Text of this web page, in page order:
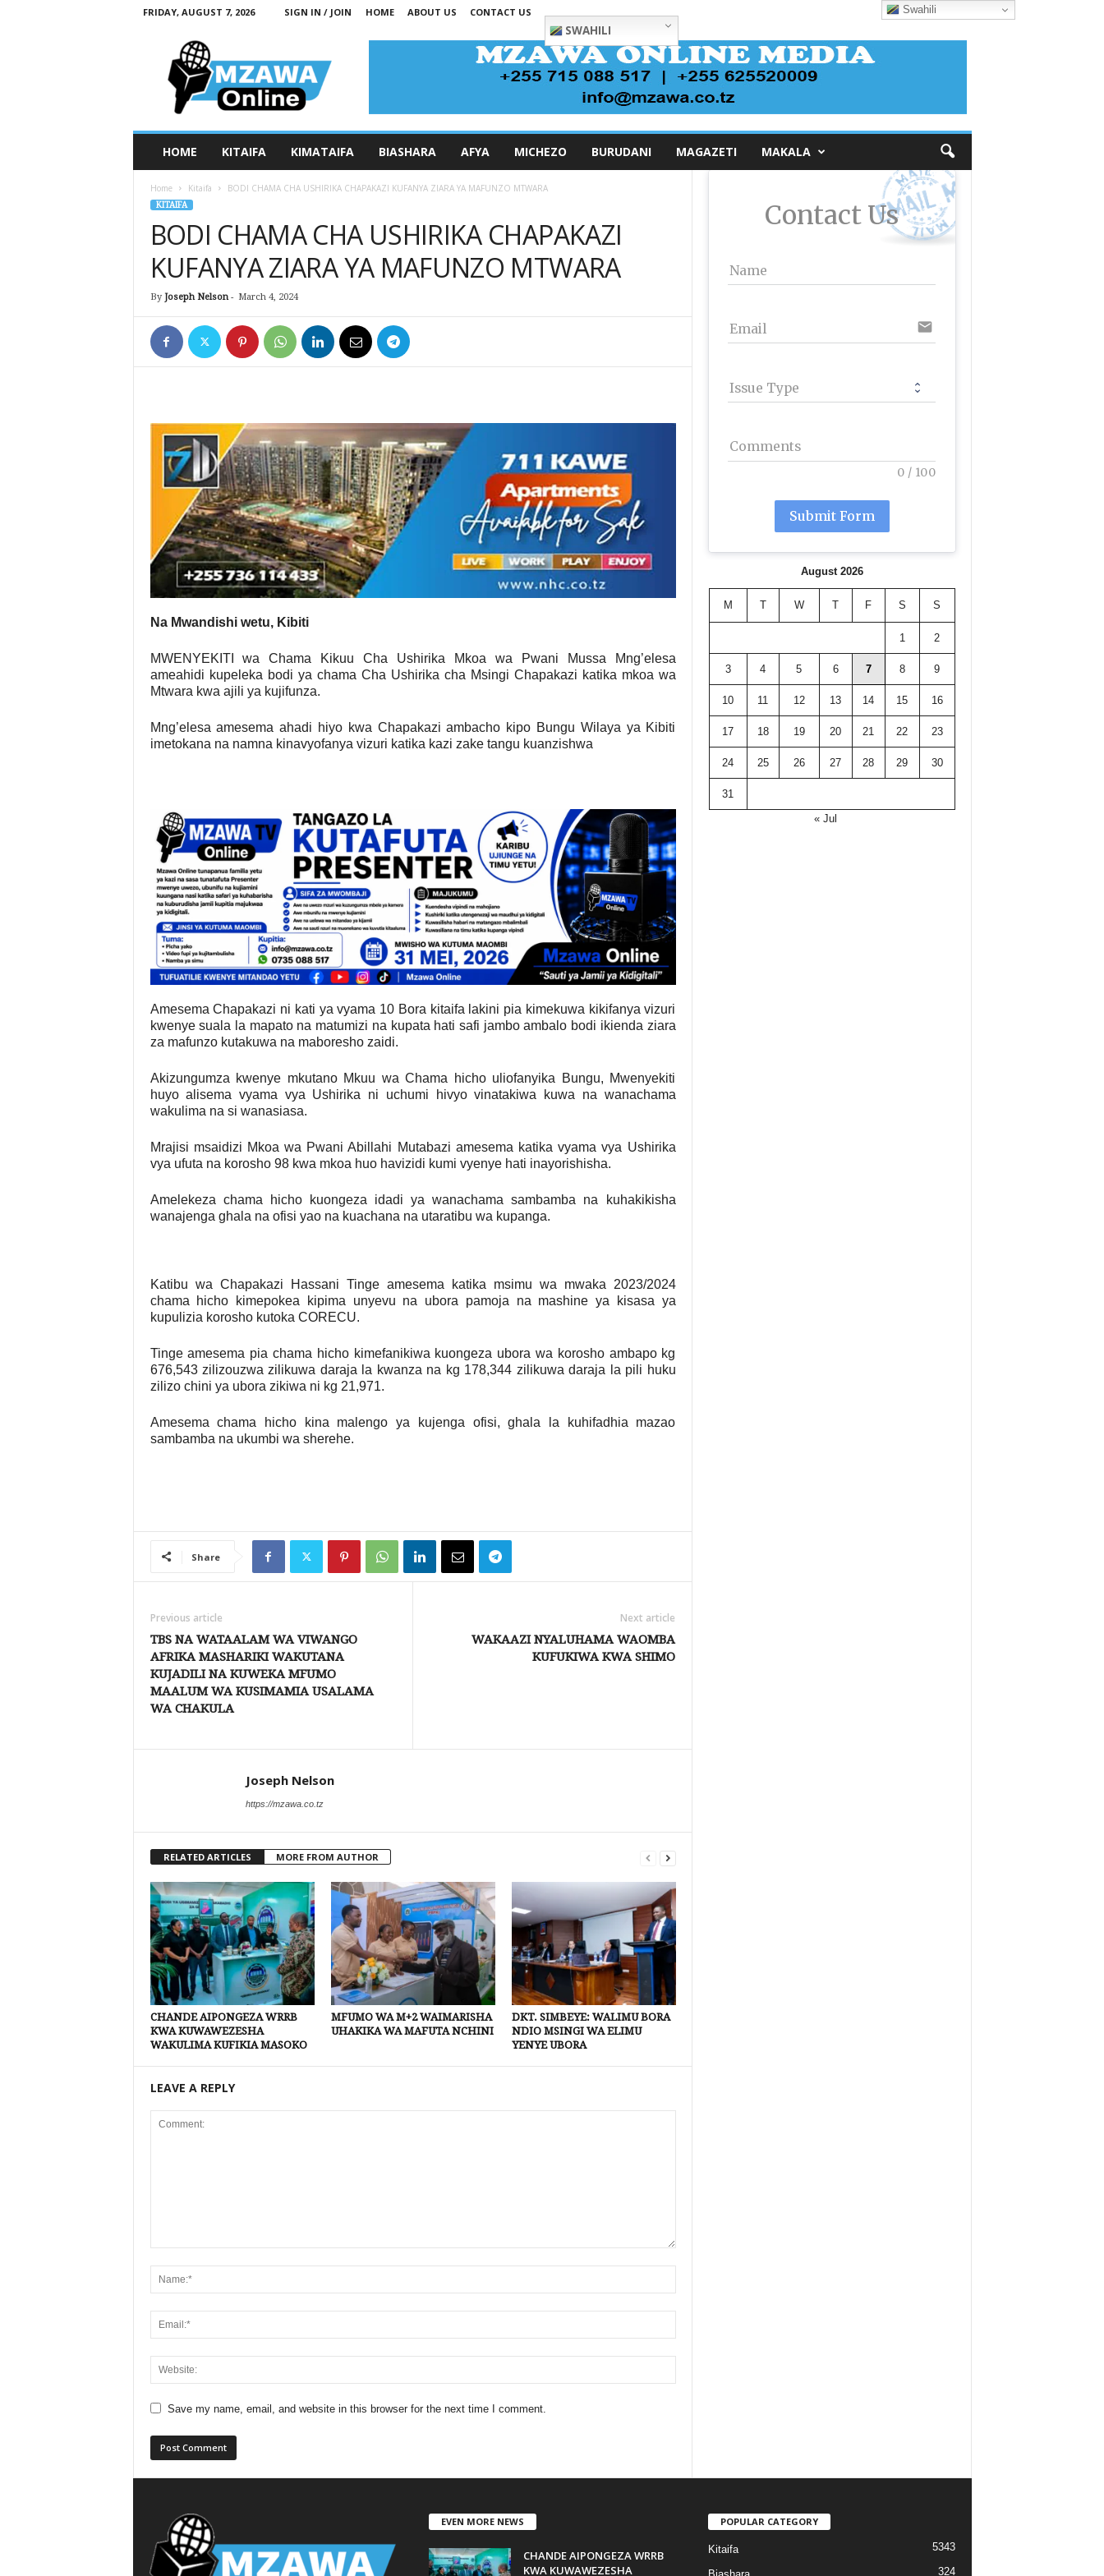
FRIDAY, AUGUST 7, 2026 SIGN IN / JOIN HOME ABOUT US CONTACT US
SWAHILI
HOME KITAIFA KIMATAIFA BIASHARA AFYA MICHEZO BURUDANI MAGAZETI MAKALA
Home Kitaifa BODI CHAMA CHA USHIRIKA CHAPAKAZI KUFANYA ZIARA YA MAFUNZO MTWARA
KITAIFA
BODI CHAMA CHA USHIRIKA CHAPAKAZI
KUFANYA ZIARA YA MAFUNZO MTWARA
By Joseph Nelson- March 4, 2024
Na Mwandishi wetu, Kibiti
MWENYEKITI wa Chama Kikuu Cha Ushirika Mkoa wa Pwani Mussa Mng’elesa
ameahidi kupeleka bodi ya chama Cha Ushirika cha Msingi Chapakazi katika mkoa wa
Mtwara kwa ajili ya kujifunza.
Mng’elesa amesema ahadi hiyo kwa Chapakazi ambacho kipo Bungu Wilaya ya Kibiti
imetokana na namna kinavyofanya vizuri katika kazi zake tangu kuanzishwa
Amesema Chapakazi ni kati ya vyama 10 Bora kitaifa lakini pia kimekuwa kikifanya vizuri
kwenye suala la mapato na matumizi na kupata hati safi jambo ambalo bodi ikienda ziara
za mafunzo kutakuwa na maboresho zaidi.
Akizungumza kwenye mkutano Mkuu wa Chama hicho uliofanyika Bungu, Mwenyekiti
huyo alisema vyama vya Ushirika ni uchumi hivyo vinatakiwa kuwa na wanachama
wakulima na si wanasiasa.
Mrajisi msaidizi Mkoa wa Pwani Abillahi Mutabazi amesema katika vyama vya Ushirika
vya ufuta na korosho 98 kwa mkoa huo havizidi kumi vyenye hati inayorishisha.
Amelekeza chama hicho kuongeza idadi ya wanachama sambamba na kuhakikisha
wanajenga ghala na ofisi yao na kuachana na utaratibu wa kupanga.
Katibu wa Chapakazi Hassani Tinge amesema katika msimu wa mwaka 2023/2024
chama hicho kimepokea kipima unyevu na ubora pamoja na mashine ya kisasa ya
kupulizia korosho kutoka CORECU.
Tinge amesema pia chama hicho kimefanikiwa kuongeza ubora wa korosho ambapo kg
676,543 zilizouzwa zilikuwa daraja la kwanza na kg 178,344 zilikuwa daraja la pili huku
zilizo chini ya ubora zikiwa ni kg 21,971.
Amesema chama hicho kina malengo ya kujenga ofisi, ghala la kuhifadhia mazao
sambamba na ukumbi wa sherehe.
Share
Previous article
TBS NA WATAALAM WA VIWANGO
AFRIKA MASHARIKI WAKUTANA
KUJADILI NA KUWEKA MFUMO
MAALUM WA KUSIMAMIA USALAMA
WA CHAKULA
Next article
WAKAAZI NYALUHAMA WAOMBA
KUFUKIWA KWA SHIMO
Joseph Nelson
https://mzawa.co.tz
RELATED ARTICLES MORE FROM AUTHOR
CHANDE AIPONGEZA WRRB
KWA KUWAWEZESHA
WAKULIMA KUFIKIA MASOKO
MFUMO WA M+2 WAIMARISHA
UHAKIKA WA MAFUTA NCHINI
DKT. SIMBEYE: WALIMU BORA
NDIO MSINGI WA ELIMU
YENYE UBORA
LEAVE A REPLY
Save my name, email, and website in this browser for the next time I comment.
Contact Us
Name
Email email
Issue Type
Comments
0 / 100
Submit Form
August 2026
M T W T F S S
1 2
3 4 5 6 7 8 9
10 11 12 13 14 15 16
17 18 19 20 21 22 23
24 25 26 27 28 29 30
31
« Jul
EVEN MORE NEWS
CHANDE AIPONGEZA WRRB
KWA KUWAWEZESHA
POPULAR CATEGORY
Kitaifa 5343
324
Swahili